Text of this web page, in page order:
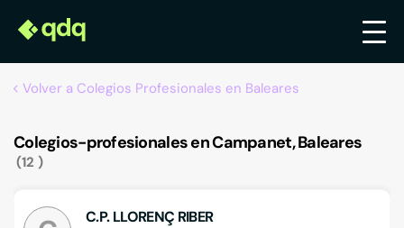
Volver a Colegios Profesionales en Baleares
Colegios-profesionales en Campanet, Baleares
12
C.P. LLORENÇ RIBER